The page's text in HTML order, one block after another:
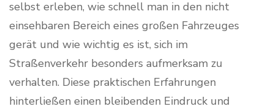
selbst erleben, wie schnell man in den nicht
einsehbaren Bereich eines großen Fahrzeuges
gerät und wie wichtig es ist, sich im
Straßenverkehr besonders aufmerksam zu
verhalten. Diese praktischen Erfahrungen
hinterließen einen bleibenden Eindruck und